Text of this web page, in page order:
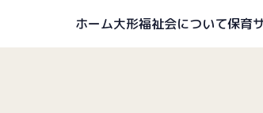
ホーム大形福祉会について保育